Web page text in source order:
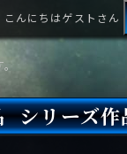
こんにちはゲストさん
シリーズ作